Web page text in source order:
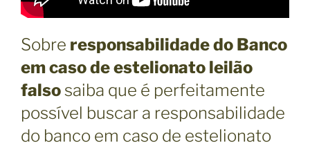
Sobre responsabilidade do Banco
em caso de estelionato leilão
falsosaiba que é perfeitamente
possível buscar a responsabilidade
do banco em caso de estelionato